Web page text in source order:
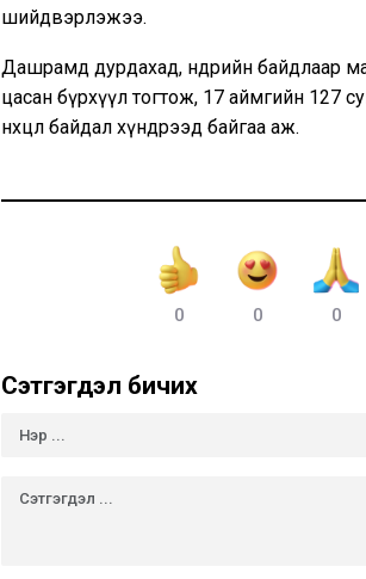
шийдвэрлэжээ.
Дашрамд дурдахад, өнөөдрийн байдлаар
цасан бүрхүүл тогтож, 17 аймгийн 127
нөхцөл байдал хүндрээд байгаа аж.
0 0 0
Сэтгэгдэл бичих